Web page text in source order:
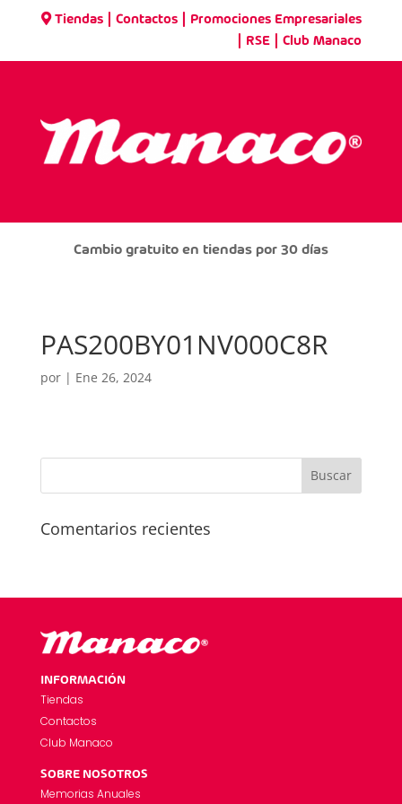
Tiendas |Contactos Promociones Empresariales
RSE |Club Manaco
Cambio gratuito en tiendas por 30 días
PAS200BY01NV000C8R
por | Ene 26, 2024
Comentarios recientes
INFORMACIÓN
Tiendas
Contactos
Club Manaco
SOBRE NOSOTROS
Memorias Anuales